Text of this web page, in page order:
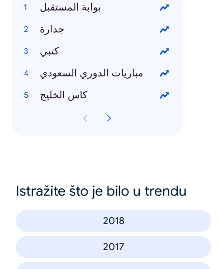
بوابة المستقبل
جدارة
كتبي
مباريات الدوري السعودي
كاس الخليج
Istražite što je bilo u trendu
2018
2017